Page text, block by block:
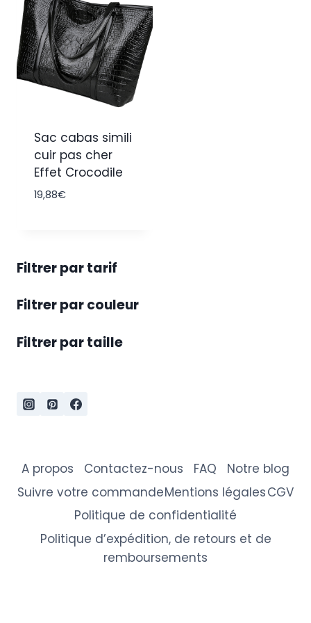
Sac cabas simili
cuir pas cher
Effet Crocodile
19,88€
Filtrer par tarif
Filtrer par couleur
Filtrer par taille
A propos Contactez-nous FAQ
Notre blog
Suivre votre commandeMentions légalesCGV
Politique de confidentialité
Politique d’expédition, de retours et de
remboursements